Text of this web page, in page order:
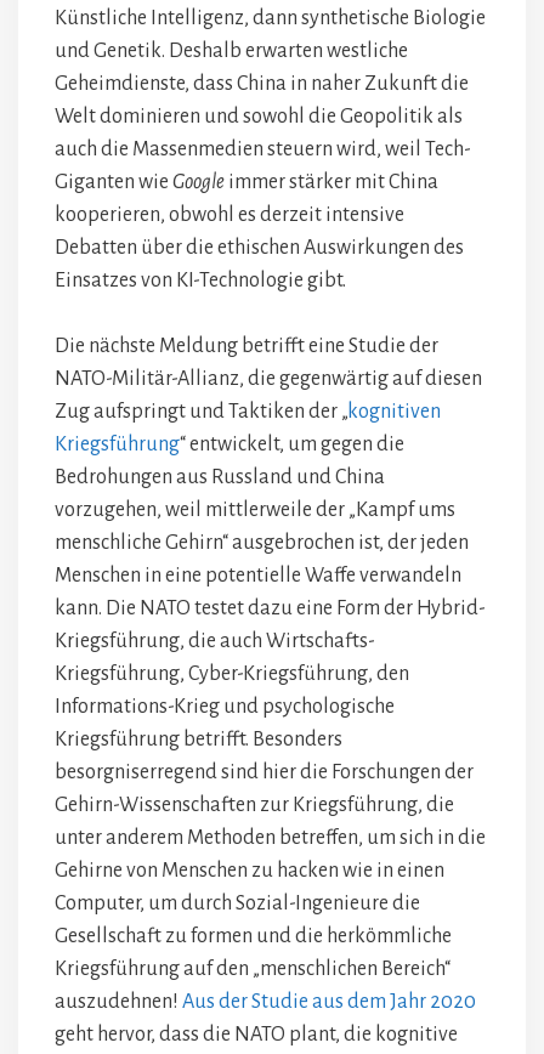
Künstliche Intelligenz, dann synthetische Biologie
und Genetik. Deshalb erwarten westliche
Geheimdienste, dass China in naher Zukunft die
Welt dominieren und sowohl die Geopolitik als
auch die Massenmedien steuern wird, weil Tech-
Giganten wie Google immer stärker mit China
kooperieren, obwohl es derzeit intensive
Debatten über die ethischen Auswirkungen des
Einsatzes von KI-Technologie gibt.
Die nächste Meldung betrifft eine Studie der
NATO-Militär-Allianz, die gegenwärtig auf diesen
Zug aufspringt und Taktiken der „kognitiven
Kriegsführung“ entwickelt, um gegen die
Bedrohungen aus Russland und China
vorzugehen, weil mittlerweile der „Kampf ums
menschliche Gehirn“ ausgebrochen ist, der jeden
Menschen in eine potentielle Waffe verwandeln
kann. Die NATO testet dazu eine Form der Hybrid-
Kriegsführung, die auch Wirtschafts-
Kriegsführung, Cyber-Kriegsführung, den
Informations-Krieg und psychologische
Kriegsführung betrifft. Besonders
besorgniserregend sind hier die Forschungen der
Gehirn-Wissenschaften zur Kriegsführung, die
unter anderem Methoden betreffen, um sich in die
Gehirne von Menschen zu hacken wie in einen
Computer, um durch Sozial-Ingenieure die
Gesellschaft zu formen und die herkömmliche
Kriegsführung auf den „menschlichen Bereich“
auszudehnen! Aus der Studie aus dem Jahr 2020
geht hervor, dass die NATO plant, die kognitive